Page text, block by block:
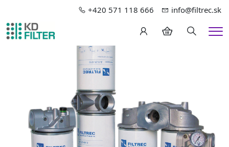
+420 571 118 666 info@filtrec.sk
Hledání